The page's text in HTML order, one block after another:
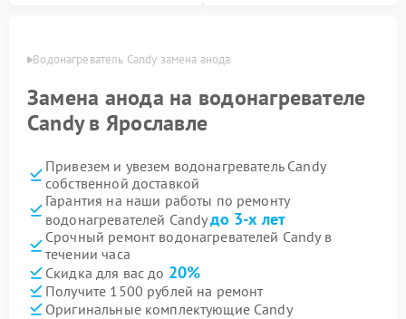
Водонагреватель Candy замена анода
Замена анода на водонагревателе
Candy в Ярославле
Привезем и увезем водонагреватель Candy
собственной доставкой
Гарантия на наши работы по ремонту
водонагревателей Candyдо 3-х лет
Срочный ремонт водонагревателей Candy в
течении часа
Скидка для вас до 20%
Получите 1500 рублей на ремонт
Оригинальные комплектующие Candy